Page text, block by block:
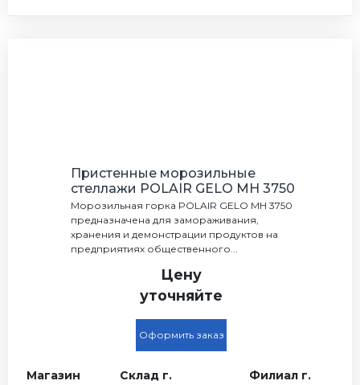
Пристенные морозильные
стеллажи POLAIR GELO MH 3750
Морозильная горка POLAIR GELO MH 3750
предназначена для замораживания,
хранения и демонстрации продуктов на
предприятиях общественного...
Цену
уточняйте
Оформить заказ
Магазин
Склад г.
Филиал г.